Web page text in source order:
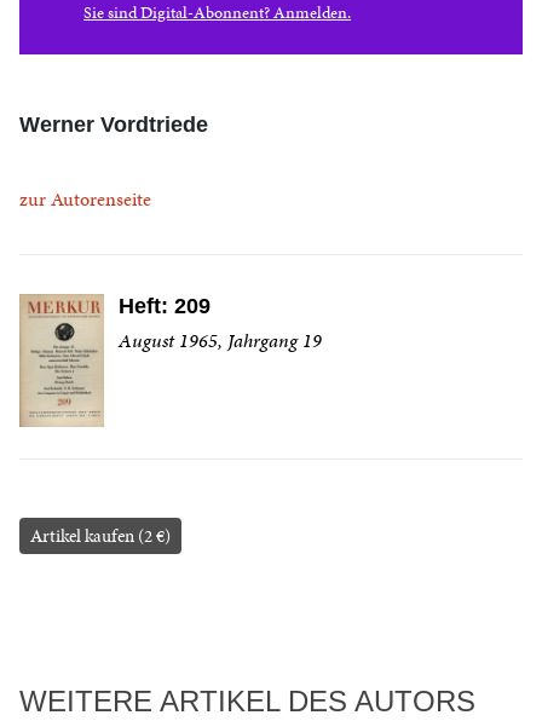
Sie sind Digital-Abonnent? Anmelden.
Werner Vordtriede
zur Autorenseite
Heft: 209
August 1965, Jahrgang 19
Artikel kaufen (2 €)
WEITERE ARTIKEL DES AUTORS